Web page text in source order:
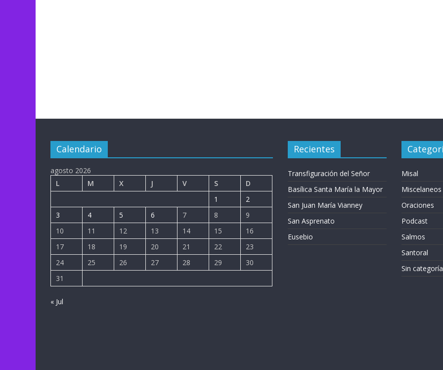
Calendario
agosto 2026
L
M X J V S
D
1
2
3
4 5 6 7 8
9
10
11 12 13 14 15
16
17
18 19 20 21 22
23
24
25 26 27 28 29
30
31
« Jul
Recientes
Transfiguración del Señor
Basílica Santa María la Mayor
San Juan María Vianney
San Asprenato
Eusebio
Misal
Miscelaneos
Oraciones
Podcast
Salmos
Santoral
Sin categoría